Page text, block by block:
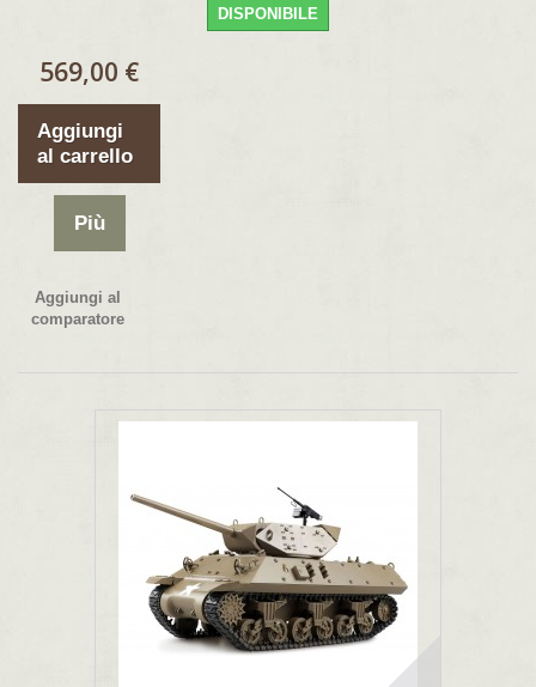
DISPONIBILE
569,00 €
Aggiungi
al carrello
Più
Aggiungi al
comparatore